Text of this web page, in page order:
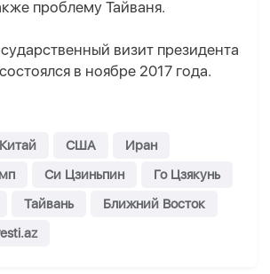
проблему Тайваня.
визит президента
в ноябре 2017 года.
Китай США
Иран
Си Цзиньпин
Го Цзякунь
Тайвань
Ближний Восток